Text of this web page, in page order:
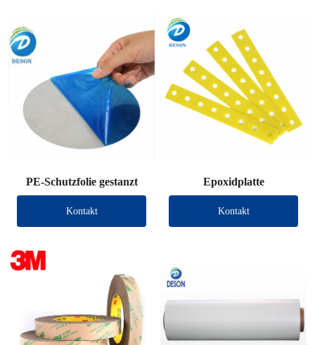
PE-Schutzfolie gestanzt
Kontakt
Epoxidplatte
Kontakt